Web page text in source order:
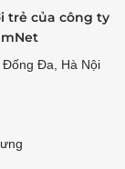
trẻ của công ty
Đống Đa, Hà Nội